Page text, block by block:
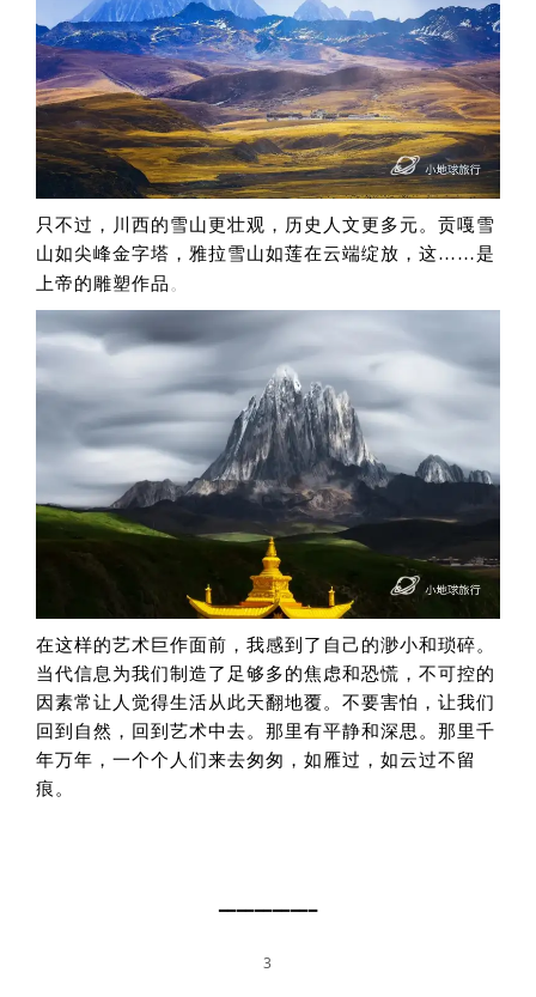
只不过，川西的雪山更壮观， 历史人文更多元。 贡嘎雪
山如尖峰金字塔，雅拉雪山如莲在云端绽放，这……是
上帝的雕塑作品 。
在这样的艺术巨作面前，我感到了自己的渺小和琐碎。
当代信息为我们制造了足够多的焦虑和恐慌，不可控的
因素常让人觉得生活从此天翻地覆。不要害怕，让我们
回到自然，回到艺术中去。那里有平静和深思。那里千
年万年，一个个人们来去匆匆，如雁过，如云过不留
痕。
━━━━━━━━━━━
3